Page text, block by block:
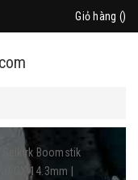
Giỏ hàng ()
Selkirk Boomstik
CX 14.3mm |